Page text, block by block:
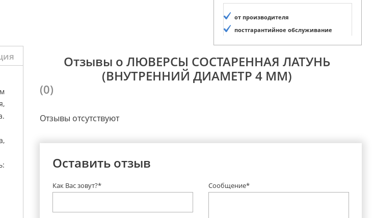
от производителя
постгарантийное обслуживание
Отзывы о ЛЮВЕРСЫ СОСТАРЕННАЯ ЛАТУНЬ
(ВНУТРЕННИЙ ДИАМЕТР 4 ММ)
(0)
Отзывы отсутствуют
Оставить отзыв
Сообщение*
Как Вас зовут?*